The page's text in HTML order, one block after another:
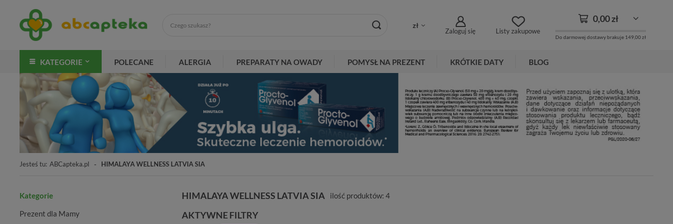
zł
Zaloguj się Listy zakupowe
0,00 zł
Do darmowej dostawy brakuje 149,00 zł
KATEGORIE POLECANE ALERGIA PREPARATY NA OWADY POMYSŁ NA PREZENT KRÓTKIE DATY BLOG
Jesteś tu: ABCapteka.pl HIMALAYA WELLNESS LATVIA SIA
Kategorie
Prezent dla Mamy
HIMALAYA WELLNESS LATVIA SIA ilość produktów: 4
AKTYWNE FILTRY